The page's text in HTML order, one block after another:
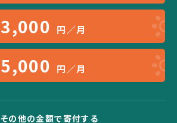
3,000 円／月
5,000 円／月
その他の金額で寄付する